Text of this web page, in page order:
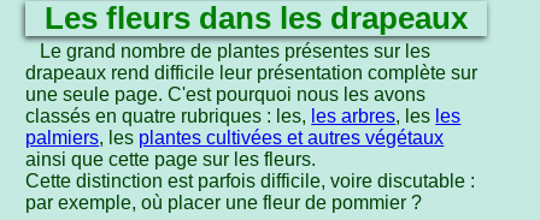
Les fleurs dans les drapeaux
Le grand nombre de plantes présentes sur les
drapeaux rend difficile leur présentation complète sur
une seule page. C'est pourquoi nous les avons
classés en quatre rubriques : les, les arbres, les les
palmiers, les plantes cultivées et autres végétaux
ainsi que cette page sur les fleurs.
Cette distinction est parfois difficile, voire discutable :
par exemple, où placer une fleur de pommier ?